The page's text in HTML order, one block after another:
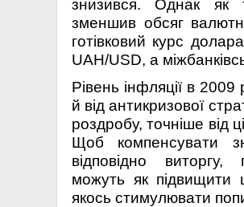
знизився. Однак як
зменшив обсяг
готівковий курс
UAH/USD, а
Рівень інфляції в
й від антикризової
роздробу, точніше від
Щоб компенсувати
відповідно
можуть як підвищити
якось стимулювати